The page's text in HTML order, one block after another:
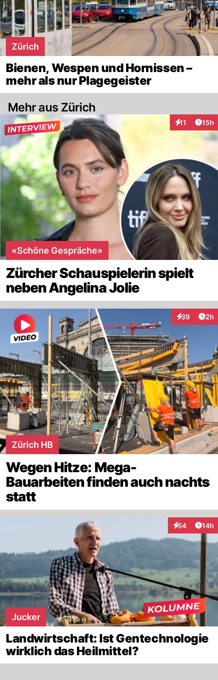
Zürich
Bienen, Wespen und Hornissen –
mehr als nur Plagegeister
Mehr aus Zürich
11
Interaktionen
15h
«Schöne Gespräche»
Zürcher Schauspielerin spielt
neben Angelina Jolie
39
Interaktionen
2h
Zürich HB
Wegen Hitze: Mega-
Bauarbeiten finden auch nachts
statt
54
Interaktionen
14h
Jucker
Landwirtschaft: Ist Gentechnologie
wirklich das Heilmittel?